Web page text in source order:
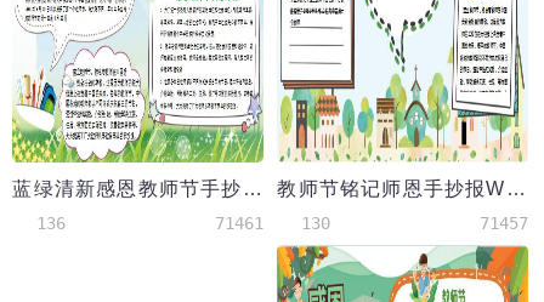
蓝绿清新感恩教师节手抄报Word模板
136 71461
教师节铭记师恩手抄报Word模板
130 71457